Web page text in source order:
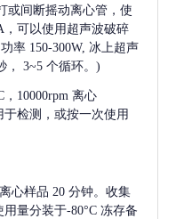
或间断摇动离心管，使
可以使用超声波破碎
率 150-300W, 冰上超声
， 3~5 个循环。)
，10000rpm 离心
于检测，或按一次使用
心样品 20 分钟。收集
量分装于-80°C 冻存备